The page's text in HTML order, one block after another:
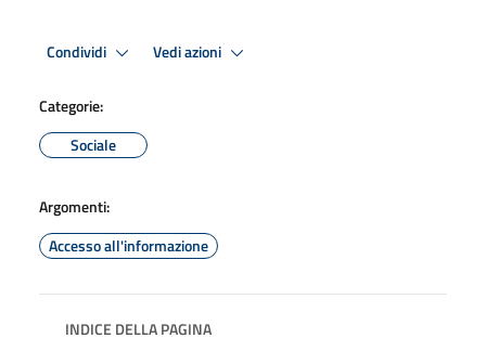
Condividi Vedi azioni
Categorie:
Sociale
Argomenti:
Accesso all'informazione
INDICE DELLA PAGINA